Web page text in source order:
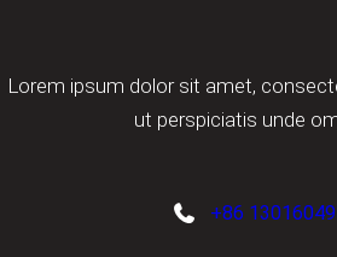
Lorem ipsum dolor sit amet,
ut perspiciatis unde
+86